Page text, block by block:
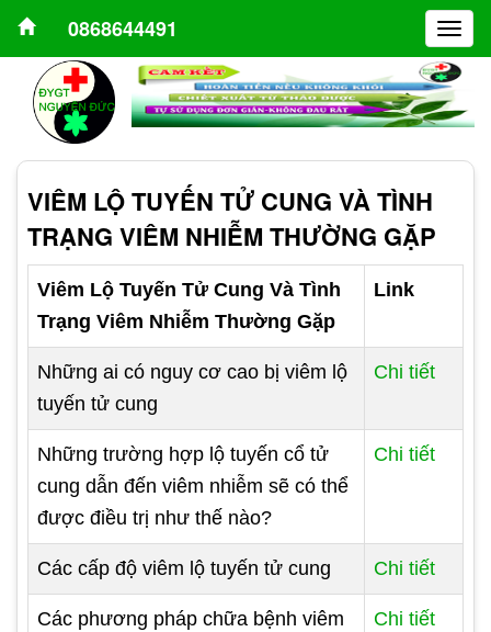
0868644491
VIÊM LỘ TUYẾN TỬ CUNG VÀ TÌNH
TRẠNG VIÊM NHIỄM THƯỜNG GẶP
Viêm Lộ Tuyến Tử Cung Và Tình
Trạng Viêm Nhiễm Thường Gặp
Link
Những ai có nguy cơ cao bị viêm lộ
tuyến tử cung
Chi tiết
Những trường hợp lộ tuyến cổ tử
cung dẫn đến viêm nhiễm sẽ có thể
được điều trị như thế nào?
Chi tiết
Các cấp độ viêm lộ tuyến tử cung Chi tiết
Các phương pháp chữa bệnh viêm
Chi tiết